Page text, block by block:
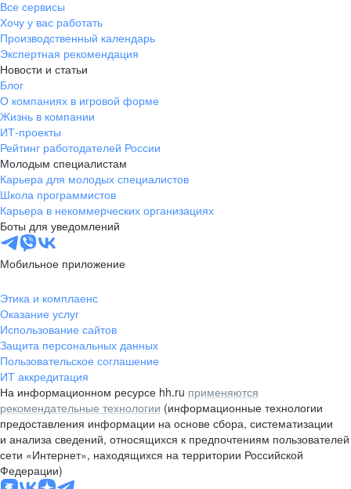
Все сервисы
Хочу у вас работать
Производственный календарь
Экспертная рекомендация
Новости и статьи
Блог
О компаниях в игровой форме
Жизнь в компании
ИТ-проекты
Рейтинг работодателей России
Молодым специалистам
Карьера для молодых специалистов
Школа программистов
Карьера в некоммерческих организациях
Боты для уведомлений
Мобильное приложение
Этика и комплаенс
Оказание услуг
Использование сайтов
Защита персональных данных
Пользовательское соглашение
ИТ аккредитация
На информационном ресурсе hh.ru применяются
рекомендательные технологии (информационные технологии
предоставления информации на основе сбора, систематизации
и анализа сведений, относящихся к предпочтениям пользователей
сети «Интернет», находящихся на территории Российской
Федерации)